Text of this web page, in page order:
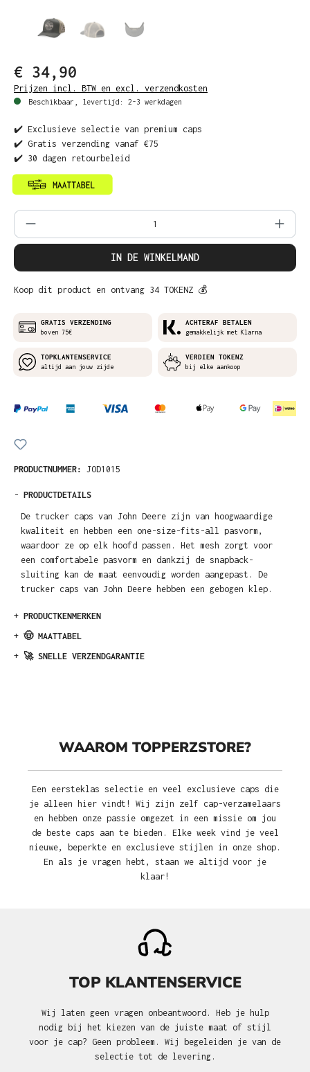
€ 34,90
Prijzen incl. BTW en excl. verzendkosten
Beschikbaar, levertijd: 2-3 werkdagen
✔️ Exclusieve selectie van premium caps
✔️ Gratis verzending vanaf €75
✔️ 30 dagen retourbeleid
Producthoeveelheid: Voer de gewenste
IN DE WINKELMAND
Koop dit product en ontvang 34 TOKENZ 💰
GRATIS VERZENDING
boven 75€
ACHTERAF BETALEN
gemakkelijk met Klarna
TOPKLANTENSERVICE
altijd aan jouw zijde
VERDIEN TOKENZ
bij elke aankoop
PRODUCTNUMMER: JOD1015
- PRODUCTDETAILS
De trucker caps van John Deere zijn van hoogwaardige
kwaliteit en hebben een one-size-fits-all pasvorm,
waardoor ze op elk hoofd passen. Het mesh zorgt voor
een comfortabele pasvorm en dankzij de snapback-
sluiting kan de maat eenvoudig worden aangepast. De
trucker caps van John Deere hebben een gebogen klep.
+ PRODUCTKENMERKEN
+ 🤠 MAATTABEL
+ 🚀 SNELLE VERZENDGARANTIE
WAAROM TOPPERZSTORE?
Een eersteklas selectie en veel exclusieve caps die
je alleen hier vindt! Wij zijn zelf cap-verzamelaars
en hebben onze passie omgezet in een missie om jou
de beste caps aan te bieden. Elke week vind je veel
nieuwe, beperkte en exclusieve stijlen in onze shop.
En als je vragen hebt, staan we altijd voor je
klaar!
TOP KLANTENSERVICE
Wij laten geen vragen onbeantwoord. Heb je hulp
nodig bij het kiezen van de juiste maat of stijl
voor je cap? Geen probleem. Wij begeleiden je van de
selectie tot de levering.